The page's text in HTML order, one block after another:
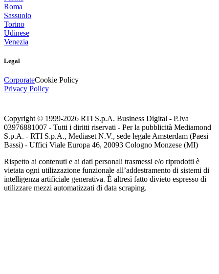
Roma
Sassuolo
Torino
Udinese
Venezia
Legal
CorporateCookie Policy
Privacy Policy
Copyright © 1999-2026 RTI S.p.A. Business Digital - P.Iva
03976881007 - Tutti i diritti riservati - Per la pubblicità Mediamond
S.p.A. - RTI S.p.A., Mediaset N.V., sede legale Amsterdam (Paesi
Bassi) - Uffici Viale Europa 46, 20093 Cologno Monzese (MI)
Rispetto ai contenuti e ai dati personali trasmessi e/o riprodotti è
vietata ogni utilizzazione funzionale all’addestramento di sistemi di
intelligenza artificiale generativa. È altresì fatto divieto espresso di
utilizzare mezzi automatizzati di data scraping.